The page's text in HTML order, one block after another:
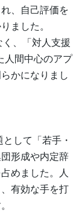
、自己評価を
ました。
、「対人支援
人間中心のアプ
かになりまし
して「若手・
形成や内定辞
めました。人
有効な手を打